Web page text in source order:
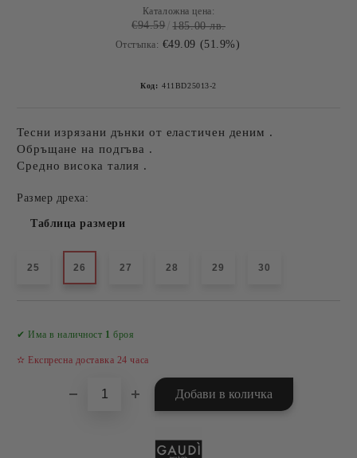
Каталожна цена:
€94.59 185.00 лв.
Отстъпка: €49.09 (51.9%)
Код: 411BD25013-2
Тесни изрязани дънки от еластичен деним .
Обръщане на подгъва .
Средно висока талия .
Размер дреха:
Таблица размери
25 26 27 28 29 30
✔ Има в наличност 1 броя
✫ Експресна доставка 24 часа